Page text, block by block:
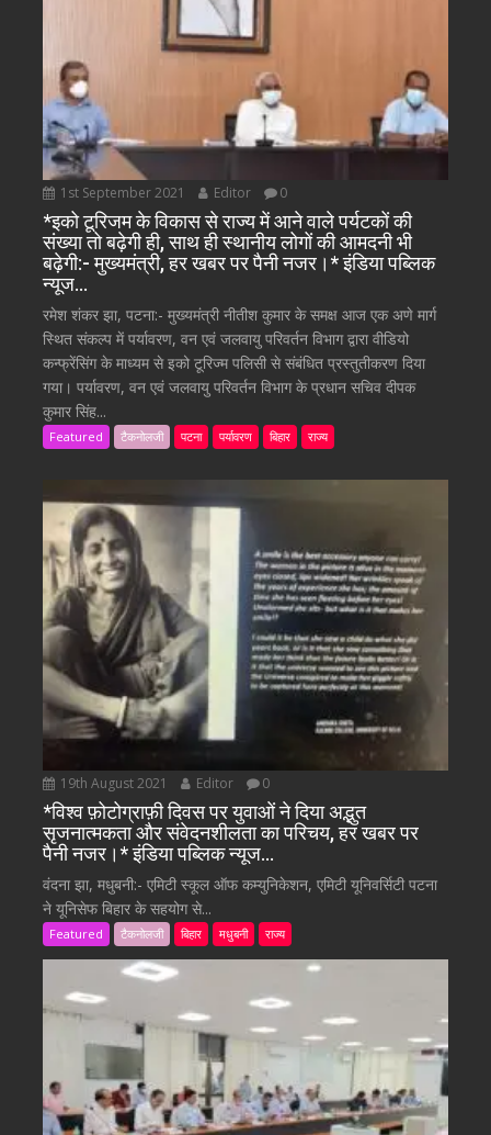
1st September 2021 Editor 0
*इको टूरिजम के विकास से राज्य में आने वाले पर्यटकों की
संख्या तो बढ़ेगी ही, साथ ही स्थानीय लोगों की आमदनी भी
बढ़ेगी:- मुख्यमंत्री, हर खबर पर पैनी नजर।* इंडिया पब्लिक
न्यूज…
रमेश शंकर झा, पटना:- मुख्यमंत्री नीतीश कुमार के समक्ष आज एक अणे मार्ग
स्थित संकल्प में पर्यावरण, वन एवं जलवायु परिवर्तन विभाग द्वारा वीडियो
कन्फ्रेंसिंग के माध्यम से इको टूरिज्म पलिसी से संबंधित प्रस्तुतीकरण दिया
गया। पर्यावरण, वन एवं जलवायु परिवर्तन विभाग के प्रधान सचिव दीपक
कुमार सिंह...
Featured टैकनोलजी पटना पर्यावरण बिहार राज्य
19th August 2021 Editor 0
*विश्व फ़ोटोग्राफ़ी दिवस पर युवाओं ने दिया अद्भुत
सृजनात्मकता और संवेदनशीलता का परिचय, हर खबर पर
पैनी नजर।* इंडिया पब्लिक न्यूज…
वंदना झा, मधुबनी:- एमिटी स्कूल ऑफ कम्युनिकेशन, एमिटी यूनिवर्सिटी पटना
ने यूनिसेफ बिहार के सहयोग से...
Featured टैकनोलजी बिहार मधुबनी राज्य